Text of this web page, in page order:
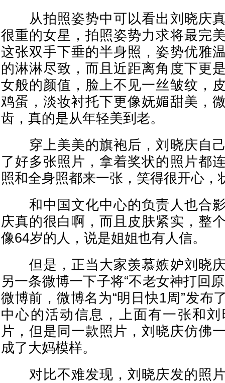
从拍照姿势中可以看出刘晓庆真
很重的女星，拍照姿势力求将最完
这张双手下垂的半身照，姿势优雅
的淋淋尽致，而且近距离角度下更
女般的颜值，脸上不见一丝皱纹，
鸡蛋，淡妆衬托下更像妩媚甜美，
齿，真的是从年轻美到老。
穿上美美的旗袍后，刘晓庆自己
了好多张照片，拿着奖状的照片都
照和全身照都来一张，笑得很开心，
和中国文化中心的负责人也合影
庆真的很白啊，而且皮肤紧实，整
像64岁的人，说是姐姐也有人信。
但是，正当大家羡慕嫉妒刘晓庆
另一条微博一下子将“不老女神打回
微博前，微博名为“明日快1周”发布
中心的活动信息，上面有一张和
片，但是同一款照片，刘晓庆仿佛
成了大妈模样。
对比不难发现，刘晓庆发的照片